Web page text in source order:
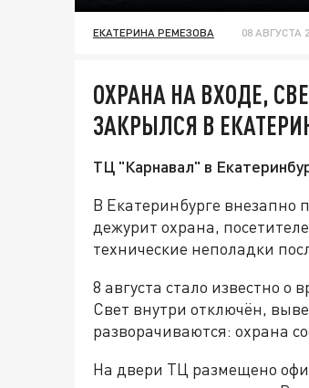
ЕКАТЕРИНА РЕМЕЗОВА 08 АВГУСТА
ОХРАНА НА ВХОДЕ,
ЗАКРЫЛСЯ В
ТЦ "Карнавал" в
В Екатеринбурге внезапно
дежурит охрана,
технические неполадки
8 августа стало известно
Свет внутри отключён,
разворачиваются: охрана
На двери ТЦ размещено